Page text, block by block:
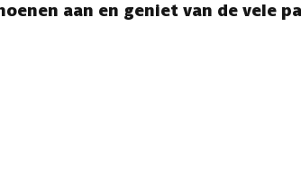
aan en geniet van de vele